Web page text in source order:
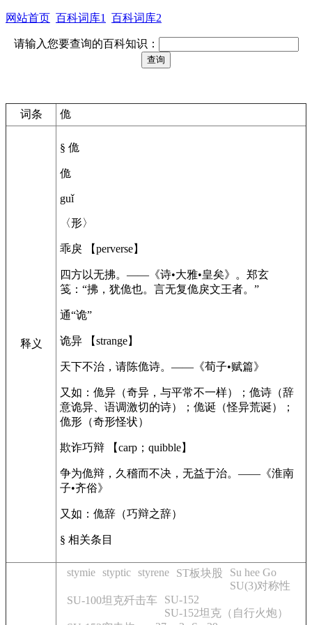
网站首页 百科词库1 百科词库2
请输入您要查询的百科知识：
词条 佹
释义
§ 佹
佹
guǐ
〈形〉
乖戾 【perverse】
四方以无拂。——《诗•大雅•皇矣》。郑玄
笺：“拂，犹佹也。言无复佹戾文王者。”
通“诡”
诡异 【strange】
天下不治，请陈佹诗。——《荀子•赋篇》
又如：佹异（奇异，与平常不一样）；佹诗（辞
意诡异、语调激切的诗）；佹诞（怪异荒诞）；
佹形（奇形怪状）
欺诈巧辩 【carp；quibble】
争为佹辩，久稽而不决，无益于治。——《淮南
子•齐俗》
又如：佹辞（巧辩之辞）
§ 相关条目
stymie styptic styrene ST板块股
Su hee Go
SU(3)对称性
SU-100坦克歼击车
SU-152
SU-152坦克（自行火炮）